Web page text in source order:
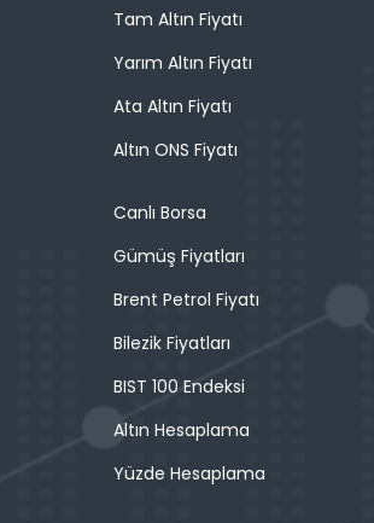
Tam Altın Fiyatı
Yarım Altın Fiyatı
Ata Altın Fiyatı
Altın ONS Fiyatı
Canlı Borsa
Gümüş Fiyatları
Brent Petrol Fiyatı
Bilezik Fiyatları
BIST 100 Endeksi
Altın Hesaplama
Yüzde Hesaplama